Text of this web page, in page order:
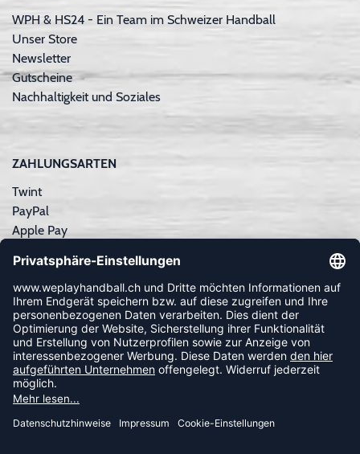
WPH & HS24 - Ein Team im Schweizer Handball
Unser Store
Newsletter
Gutscheine
Nachhaltigkeit und Soziales
ZAHLUNGSARTEN
Twint
PayPal
Apple Pay
Kreditkarte
Rechnungskauf
NEWSLETTER
FOLLOW US